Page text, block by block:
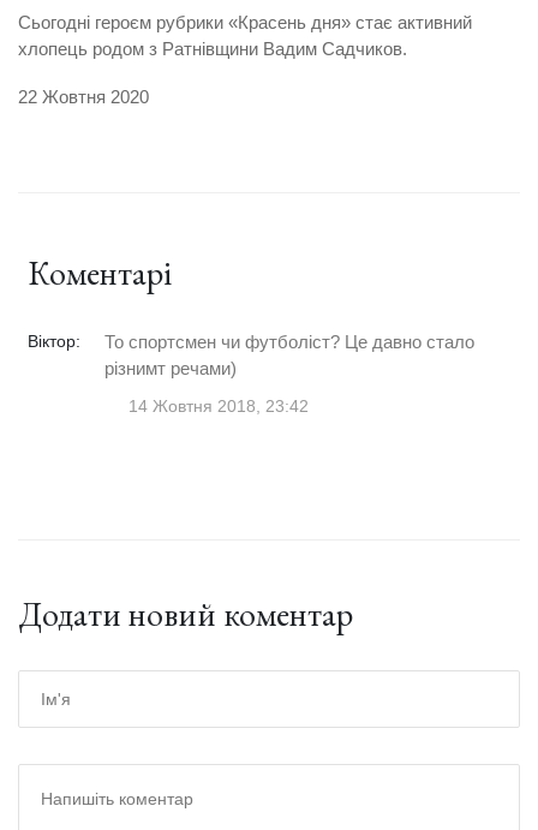
Сьогодні героєм рубрики «Красень дня» стає активний
хлопець родом з Ратнівщини Вадим Садчиков.
22 Жовтня 2020
Коментарі
Віктор:
То спортсмен чи футболіст? Це давно стало
різнимт речами)
14 Жовтня 2018, 23:42
Додати новий коментар